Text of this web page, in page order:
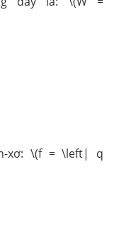
xơ: \(f = \left| q